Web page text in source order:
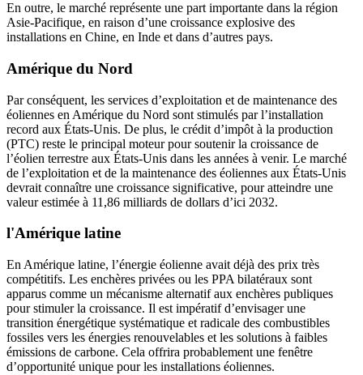
En outre, le marché représente une part importante dans la région
Asie-Pacifique, en raison d’une croissance explosive des
installations en Chine, en Inde et dans d’autres pays.
Amérique du Nord
Par conséquent, les services d’exploitation et de maintenance des
éoliennes en Amérique du Nord sont stimulés par l’installation
record aux États-Unis. De plus, le crédit d’impôt à la production
(PTC) reste le principal moteur pour soutenir la croissance de
l’éolien terrestre aux États-Unis dans les années à venir. Le marché
de l’exploitation et de la maintenance des éoliennes aux États-Unis
devrait connaître une croissance significative, pour atteindre une
valeur estimée à 11,86 milliards de dollars d’ici 2032.
l'Amérique latine
En Amérique latine, l’énergie éolienne avait déjà des prix très
compétitifs. Les enchères privées ou les PPA bilatéraux sont
apparus comme un mécanisme alternatif aux enchères publiques
pour stimuler la croissance. Il est impératif d’envisager une
transition énergétique systématique et radicale des combustibles
fossiles vers les énergies renouvelables et les solutions à faibles
émissions de carbone. Cela offrira probablement une fenêtre
d’opportunité unique pour les installations éoliennes.